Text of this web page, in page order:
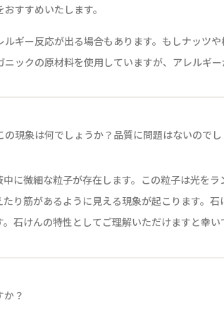
すすめいたします。
ギー反応が出る場合もあります。もしナッツ
ックの原材料を使用していますが、アレルギー
現象は何でしょうか？品質に問題はないのでし
に微細な粒子が存在します。この粒子は光を
り筋があるように見える現象が起こります。
石けんの特性としてご理解いただけますと幸い
？